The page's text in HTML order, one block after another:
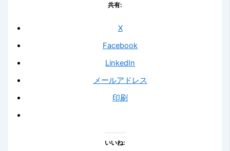
共有:
X
Facebook
LinkedIn
メールアドレス
印刷
いいね: